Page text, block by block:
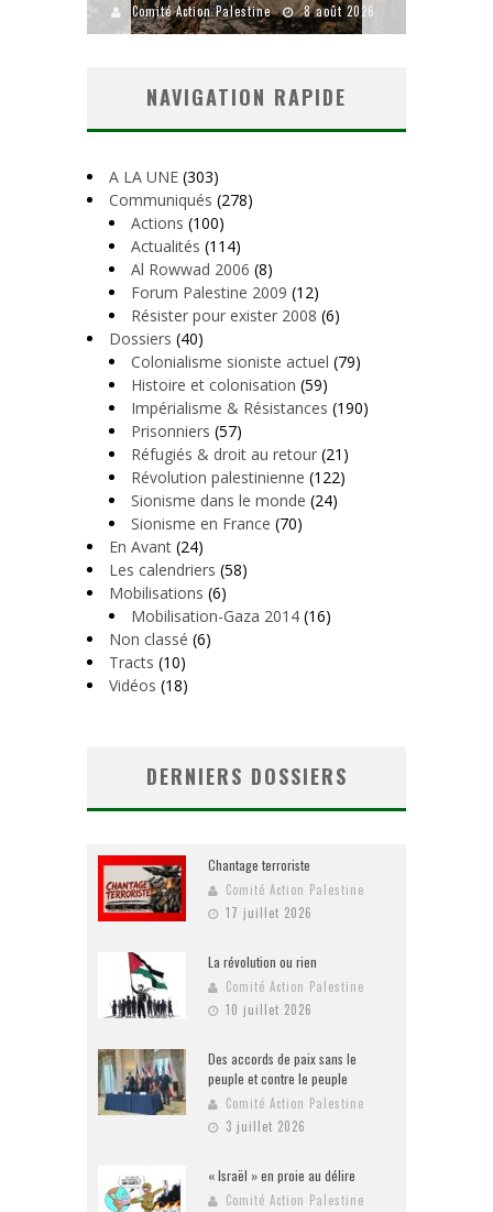
Comité Action Palestine 8 août 2026
NAVIGATION RAPIDE
A LA UNE (303)
Communiqués (278)
Actions (100)
Actualités (114)
Al Rowwad 2006 (8)
Forum Palestine 2009 (12)
Résister pour exister 2008 (6)
Dossiers (40)
Colonialisme sioniste actuel (79)
Histoire et colonisation (59)
Impérialisme & Résistances (190)
Prisonniers (57)
Réfugiés & droit au retour (21)
Révolution palestinienne (122)
Sionisme dans le monde (24)
Sionisme en France (70)
En Avant (24)
Les calendriers (58)
Mobilisations (6)
Mobilisation-Gaza 2014 (16)
Non classé (6)
Tracts (10)
Vidéos (18)
DERNIERS DOSSIERS
Chantage terroriste
Comité Action Palestine
17 juillet 2026
La révolution ou rien
Comité Action Palestine
10 juillet 2026
Des accords de paix sans le
peuple et contre le peuple
Comité Action Palestine
3 juillet 2026
« Israël » en proie au délire
Comité Action Palestine